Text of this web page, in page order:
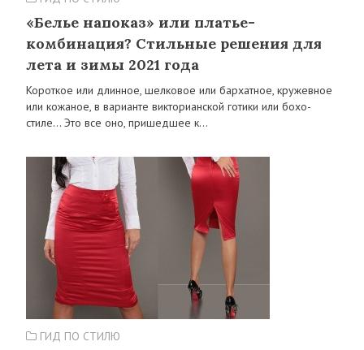
«Белье напоказ» или платье-
комбинация? Стильные решения для
лета и зимы 2021 года
Короткое или длинное, шелковое или бархатное, кружевное
или кожаное, в варианте викторианской готики или бохо-
стиле… Это все оно, пришедшее к…
ГИД ПО СТИЛЮ